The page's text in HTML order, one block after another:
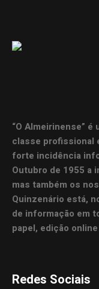
“O Almeirinense”
classe profissional
forte incidência
Outubro de 1955 a
mas também os
Quinzenário está,
de informação em
papel, edição
Redes Sociais